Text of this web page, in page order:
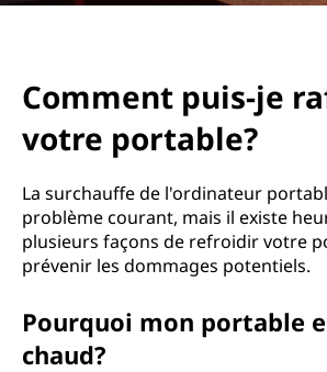
Comment puis-je
votre portable?
La surchauffe de l'ordinateur
problème courant, mais il existe
plusieurs façons de refroidir votre
prévenir les dommages potentiels.
Pourquoi mon portable
chaud?